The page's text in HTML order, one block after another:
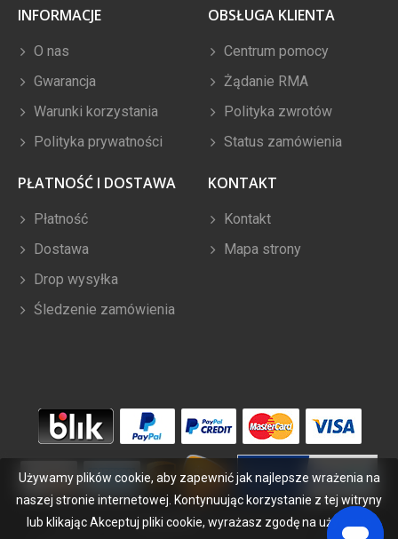
INFORMACJE
O nas
Gwarancja
Warunki korzystania
Polityka prywatności
OBSŁUGA KLIENTA
Centrum pomocy
Żądanie RMA
Polityka zwrotów
Status zamówienia
PŁATNOŚĆ I DOSTAWA
Płatność
Dostawa
Drop wysyłka
Śledzenie zamówienia
KONTAKT
Kontakt
Mapa strony
Copyright ©2026 bateriabuy.pl. Wszelkie prawa zastrzeżone.
Używamy plików cookie, aby zapewnić jak najlepsze wrażenia na
naszej stronie internetowej. Kontynuując korzystanie z tej witryny
lub klikając Akceptuj pliki cookie, wyrażasz zgodę na używanie